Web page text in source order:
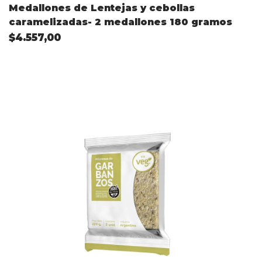
Medallones de Lentejas y cebollas
caramelizadas- 2 medallones 180 gramos
$4.557,00